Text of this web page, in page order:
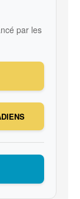
par les